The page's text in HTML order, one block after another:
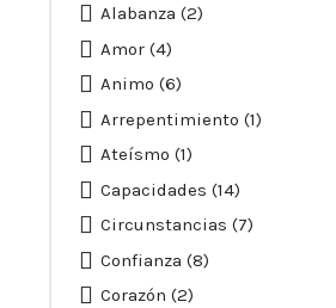
Alabanza (2)
Amor(4)
Animo (6)
Arrepentimiento (1)
Ateísmo (1)
Capacidades (14)
Circunstancias (7)
Confianza (8)
Corazón (2)